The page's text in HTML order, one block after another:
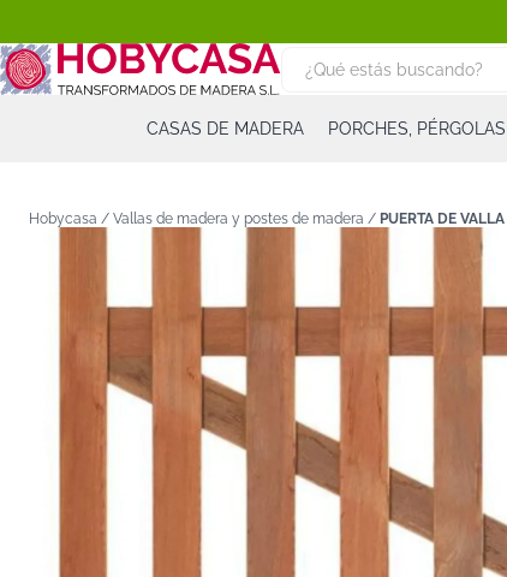
CASAS DE MADERA PORCHES,
Hobycasa / Vallas de madera y postes de madera / PUERTA DE